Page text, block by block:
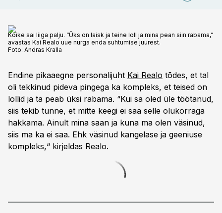
Kõike sai liiga palju. “Üks on laisk ja teine loll ja mina pean siin rabama,”
avastas Kai Realo uue nurga enda suhtumise juurest.
Foto: Andras Kralla
Endine pikaaegne personalijuht Kai Realo tõdes, et tal
oli tekkinud pideva pingega ka kompleks, et teised on
lollid ja ta peab üksi rabama. “Kui sa oled üle töötanud,
siis tekib tunne, et mitte keegi ei saa selle olukorraga
hakkama. Ainult mina saan ja kuna ma olen väsinud,
siis ma ka ei saa. Ehk väsinud kangelase ja geeniuse
kompleks,“ kirjeldas Realo.